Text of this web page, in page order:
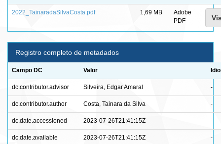
2022_TainaradaSilvaCosta.pdf 1,69 MB
Adobe
PDF
Registro completo de metadados
Campo DC Valor
dc.contributor.advisor Silveira, Edgar Amaral -
dc.contributor.author Costa, Tainara da Silva -
dc.date.accessioned 2023-07-26T21:41:15Z -
dc.date.available 2023-07-26T21:41:15Z -